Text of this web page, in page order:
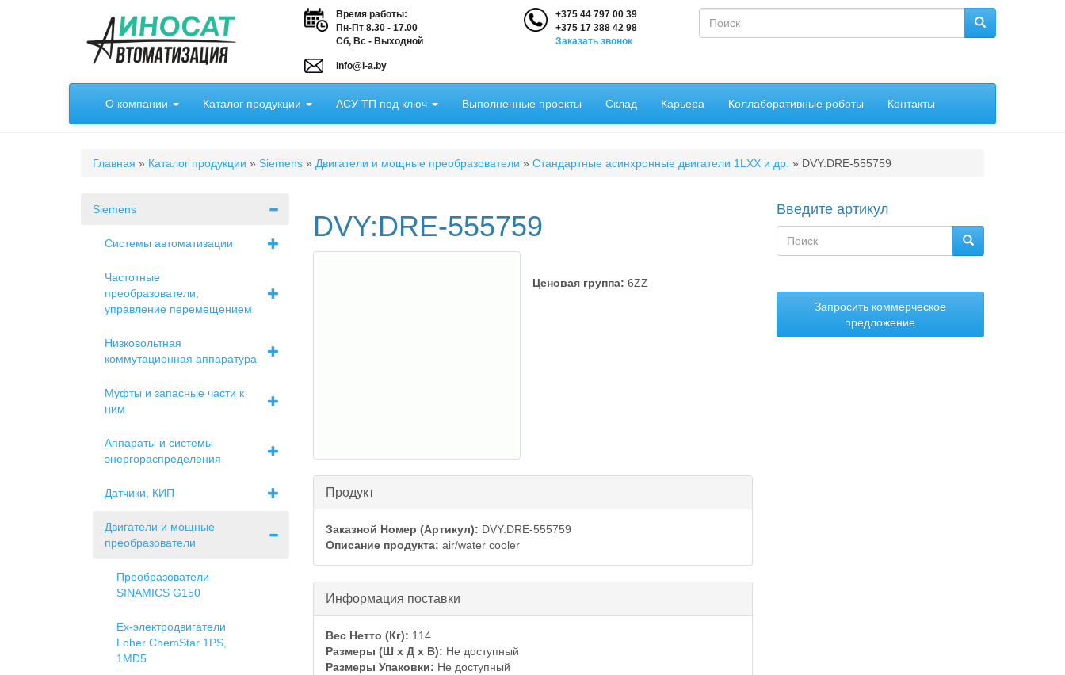
Время работы:
Пн-Пт 8.30 - 17.00
Сб, Вс - Выходной
info@i-a.by
+375 44 797 00 39
+375 17 388 42 98
Заказать звонок
Форма
О компании Каталог продукции АСУ ТП под ключ Выполненные проекты Склад Карьера Коллаборативные роботы Контакты
Вы
Главная » Каталог продукции » Siemens » Двигатели и мощные преобразователи » Стандартные асинхронные двигатели 1LХХ и др. » DVY:DRE-555759
Siemens
Системы автоматизации
Частотные
преобразователи,
управление перемещением
Низковольтная
коммутационная аппаратура
Муфты и запасные части к
ним
Аппараты и системы
энергораспределения
Датчики, КИП
Двигатели и мощные
преобразователи
Преобразователи
SINAMICS G150
Ex-электродвигатели
Loher ChemStar 1PS,
1MD5
DVY:DRE-555759
Ценовая группа: 6ZZ
Скрыть
Продукт
Заказной Номер (Артикул): DVY:DRE-555759
Описание продукта: air/water cooler
Скрыть
Информация поставки
Вес Нетто (Кг): 114
Размеры (Ш x Д x В): Не доступный
Размеры Упаковки: Не доступный
Введите артикул
Форма
Запросить коммерческое
предложение